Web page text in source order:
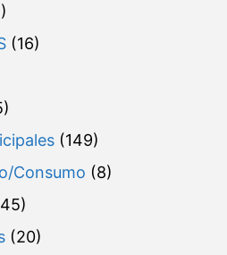
(16)
(149)
Consumo (8)
(20)